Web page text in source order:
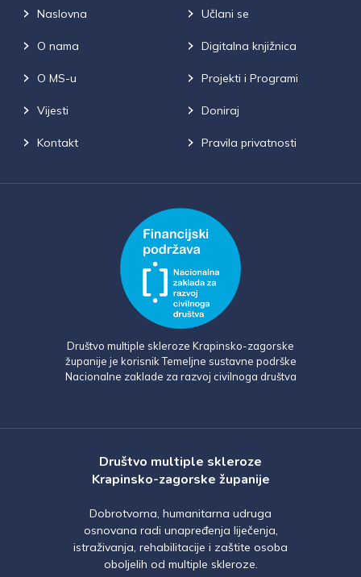
Društvo multiple skleroze Krapinsko-zagorske
županije je korisnik Temeljne sustavne podrške
Nacionalne zaklade za razvoj civilnoga društva
Naslovna
O nama
O MS-u
Vijesti
Kontakt
Učlani se
Digitalna knjižnica
Projekti i Programi
Doniraj
Pravila privatnosti
Društvo multiple skleroze
Krapinsko-zagorske županije
Dobrotvorna, humanitarna udruga
osnovana radi unapređenja liječenja,
istraživanja, rehabilitacije i zaštite osoba
oboljelih od multiple skleroze.